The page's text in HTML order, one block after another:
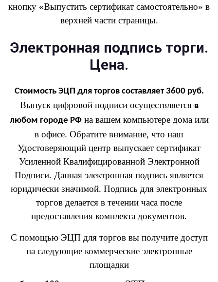
кнопку «Выпустить сертификат самостоятельно» в
верхней части страницы.
Электронная подпись торги.
Цена.
Стоимость ЭЦП для торгов составляет 3600 руб.
Выпуск цифровой подписи осуществляется в
любом городе РФна вашем компьютере дома или
в офисе. Обратите внимание, что наш
Удостоверяющий центр выпускает сертификат
Усиленной Квалифицированной Электронной
Подписи. Данная электронная подпись является
юридически значимой. Подпись для электронных
торгов делается в течении часа после
предоставления комплекта документов.
С помощью ЭЦП для торгов вы получите доступ
на следующие коммерческие электронные
площадки